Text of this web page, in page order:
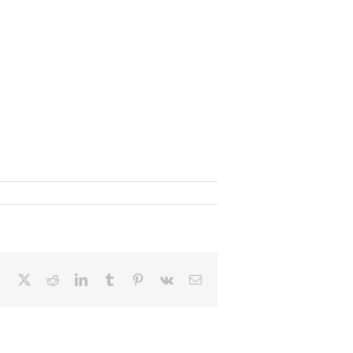
Facebook RedditLinkedInTumblr Pinterest
Vk Email